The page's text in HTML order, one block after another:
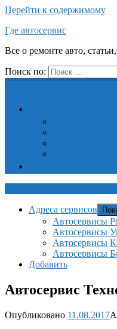
Перейти к содержимому
Где автосервис
Все о ремонте авто,
Поиск по:
Адреса сервисов
Автосервисы
Автосервисы
Автосервисы
Автосервисы
Добавить
Автосервис
Опубликовано 11.08.2017